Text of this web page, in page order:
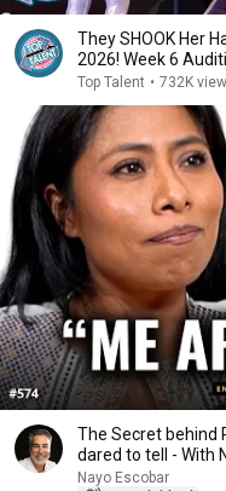
They SHOOK Her
2026! Week 6
Top Talent • 732K
The Secret behind
dared to tell - With
Nayo Escobar